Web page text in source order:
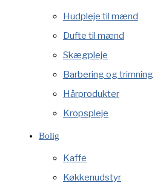
Hudpleje til mænd
Dufte til mænd
Skægpleje
Barbering og trimning
Hårprodukter
Kropspleje
Bolig
Kaffe
Køkkenudstyr